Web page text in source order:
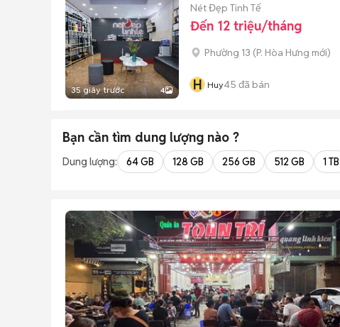
35 giây trước 4
Nét Đẹp Tinh Tế
Đến 12 triệu/tháng
Phường 13 (P. Hòa Hưng mới)
H Huy45 đã bán
Bạn cần tìm dung lượng nào ?
Dung lượng: 64 GB 128 GB 256 GB 512 GB 1 TB